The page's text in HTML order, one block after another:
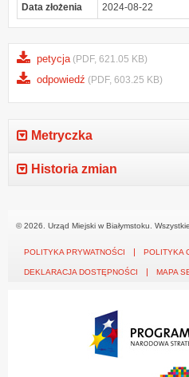
Data złożenia
2024-08-22
petycja (PDF, 621.05 KB)
odpowiedź (PDF, 603.25 KB)
Metryczka
Historia zmian
© 2026. Urząd Miejski w Białymstoku.
POLITYKA PRYWATNOŚCI POLITYKA
DEKLARACJA DOSTĘPNOŚCI MAPA